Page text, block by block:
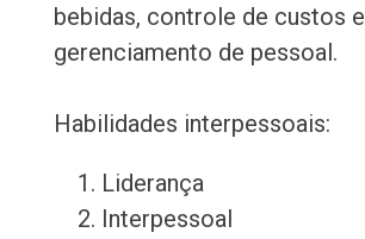
bebidas, controle de custos e
gerenciamento de pessoal.
Habilidades interpessoais:
Liderança
Interpessoal